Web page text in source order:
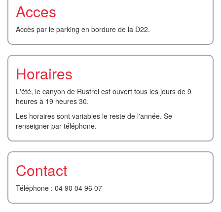
Acces
Accès par le parking en bordure de la D22.
Horaires
L'été, le canyon de Rustrel est ouvert tous les jours de 9
heures à 19 heures 30.
Les horaires sont variables le reste de l'année. Se
renseigner par téléphone.
Contact
Téléphone : 04 90 04 96 07